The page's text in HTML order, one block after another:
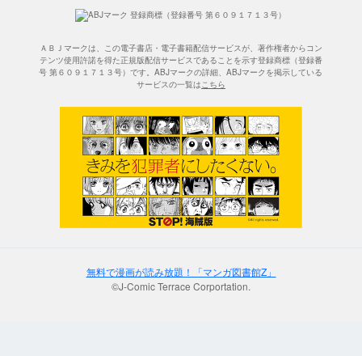
ＡＢＪマークは、この電子書店・電子書籍配信サービスが、著作権者からコン
テンツ使用許諾を得た正規版配信サービスであることを示す登録商標（登録番
号 第６０９１７１３号）です。ABJマークの詳細、ABJマークを掲示している
サービスの一覧はこちら
無料で漫画が読み放題！「マンガ図書館Z」
©J-Comic Terrace Corportation.